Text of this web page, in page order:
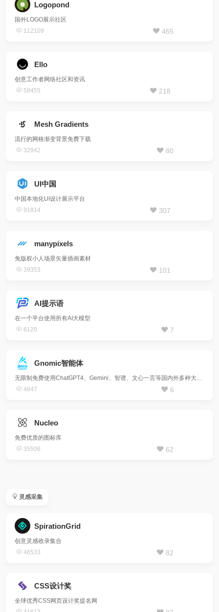
Logopond
国外LOGO展示社区
112109
465
Ello
创意工作者网络社区和资讯
58455
218
Mesh Gradients
流行的网格渐变背景免费下载
32942
80
UI中国
中国本地化UI设计展示平台
91814
307
manypixels
免版权小人场景矢量插画素材
39353
101
AI提示语
在一个平台使用所有AI大模型
6120
7
Gnomic智能体
无限制免费使用ChatGPT4、Gemini、智谱、文心一言等国内外多种大模型的AI平台
4847
6
Nucleo
免费优质的图标库
35506
62
灵感采集
SpirationGrid
创意灵感收录集合
46533
82
CSS设计奖
全球优秀CSS网页设计奖提名网